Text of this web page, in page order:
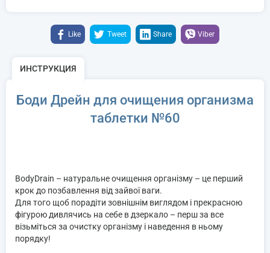
Like Tweet Share Viber
ИНСТРУКЦИЯ
Боди Дрейн для очищения организма
таблетки №60
BodyDrain – натуральне очищення організму – це перший
крок до позбавлення від зайвої ваги.
Для того щоб порадіти зовнішнім виглядом і прекрасною
фігурою дивлячись на себе в дзеркало – перш за все
візьміться за очистку організму і наведення в ньому
порядку!